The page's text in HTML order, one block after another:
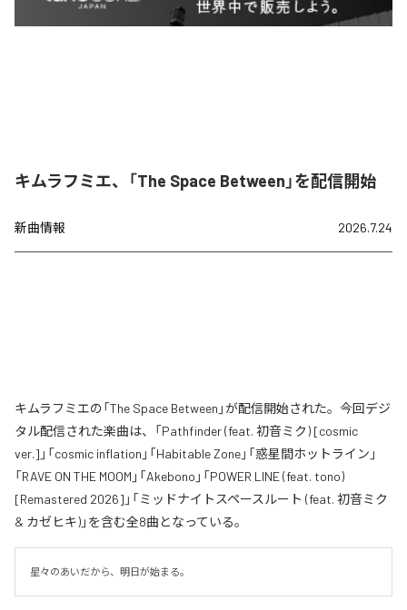
キムラフミエ、「The Space Between」を配信開始
新曲情報 2026.7.24
キムラフミエの「The Space Between」が配信開始された。今回デジ
タル配信された楽曲は、「Pathfinder (feat. 初音ミク) [cosmic
ver.]」「cosmic inflation」「Habitable Zone」「惑星間ホットライン」
「RAVE ON THE MOOM」「Akebono」「POWER LINE (feat. tono)
[Remastered 2026]」「ミッドナイトスペースルート (feat. 初音ミク
& カゼヒキ)」を含む全8曲となっている。
星々のあいだから、明日が始まる。